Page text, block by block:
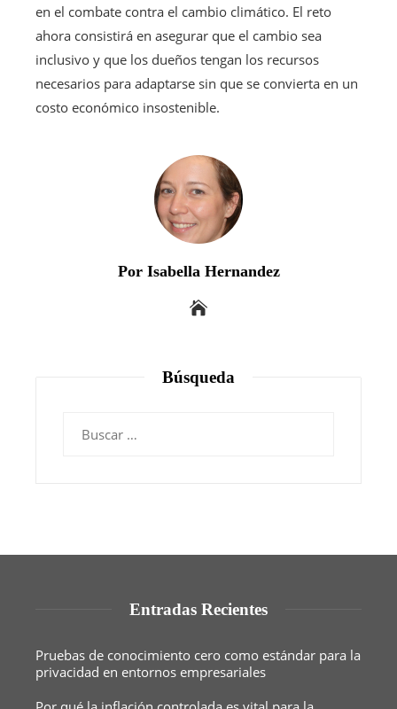
en el combate contra el cambio climático. El reto
ahora consistirá en asegurar que el cambio sea
inclusivo y que los dueños tengan los recursos
necesarios para adaptarse sin que se convierta en un
costo económico insostenible.
Por Isabella Hernandez
Búsqueda
Entradas Recientes
Pruebas de conocimiento cero como estándar para la
privacidad en entornos empresariales